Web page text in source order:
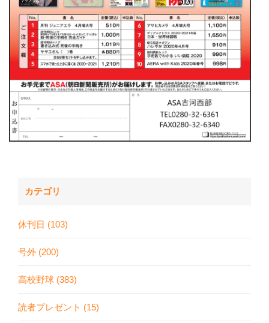
カテゴリ
休刊日 (103)
号外 (200)
高校野球 (383)
読者プレゼント (15)